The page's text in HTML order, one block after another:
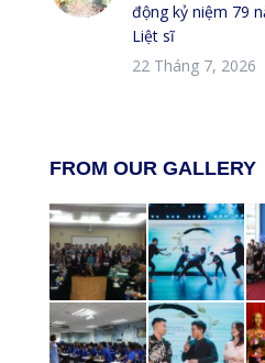
động kỷ niệm 79
Liệt sĩ
22 Tháng 7, 2026
FROM OUR GALLERY